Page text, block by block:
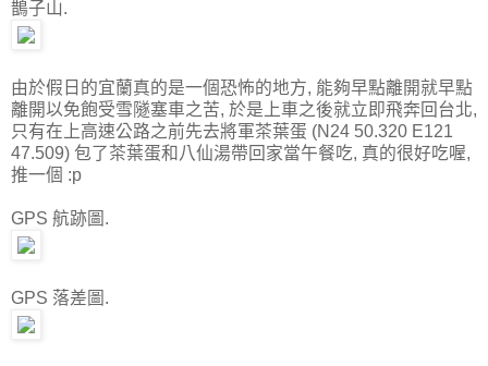
鵲子山.
由於假日的宜蘭真的是一個恐怖的地方, 能夠早點離開就早點
離開以免飽受雪隧塞車之苦, 於是上車之後就立即飛奔回台北,
只有在上高速公路之前先去將軍茶葉蛋 (N24 50.320 E121
47.509) 包了茶葉蛋和八仙湯帶回家當午餐吃, 真的很好吃喔,
推一個 :p
GPS 航跡圖.
GPS 落差圖.